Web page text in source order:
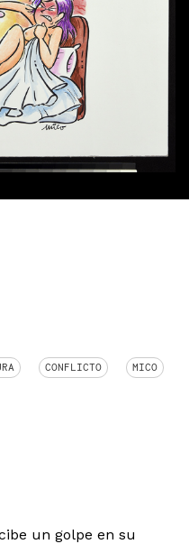
CONFLICTO MICO
un golpe en su